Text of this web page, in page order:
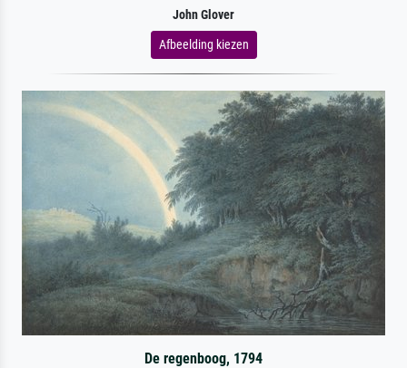
John Glover
Afbeelding kiezen
De regenboog, 1794